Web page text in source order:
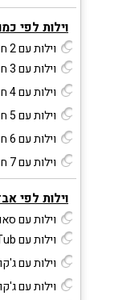
וילות לפי
וילות עם 2 חדרי שינה
וילות עם 3 חדרי שינה
וילות עם 4 חדרי שינה
וילות עם 5 חדרי שינה
וילות עם 6 חדרי שינה
וילות עם 7 חדרי שינה ומעלה
וילות לפי
וילות עם
וילות עם Hot Tub
וילות עם
וילות עם